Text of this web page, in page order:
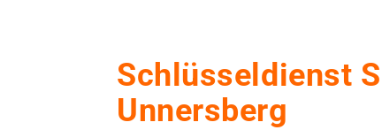
Schlüsseldienst
Unnersberg